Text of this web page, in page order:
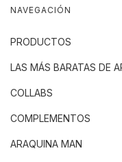
NAVEGACIÓN
PRODUCTOS
LAS MÁS BARATAS DE
COLLABS
COMPLEMENTOS
ARAQUINA MAN